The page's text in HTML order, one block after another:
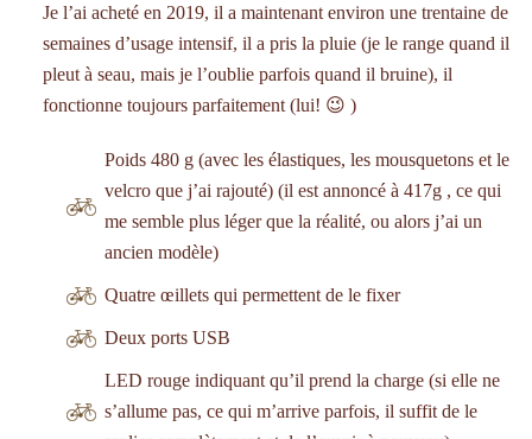
Je l’ai acheté en 2019, il a maintenant environ une trentaine de
semaines d’usage intensif, il a pris la pluie (je le range quand il
pleut à seau, mais je l’oublie parfois quand il bruine), il
fonctionne toujours parfaitement (lui! 😉 )
Poids 480 g (avec les élastiques, les mousquetons et le
velcro que j’ai rajouté) (il est annoncé à 417g , ce qui
me semble plus léger que la réalité, ou alors j’ai un
ancien modèle)
Quatre œillets qui permettent de le fixer
Deux ports USB
LED rouge indiquant qu’il prend la charge (si elle ne
s’allume pas, ce qui m’arrive parfois, il suffit de le